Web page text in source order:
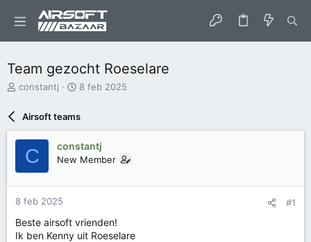
Team gezocht Roeselare
O
e
r
p
s
a
r
constantj
S
r
d
a
u
8 feb 2025
Airsoft teams
C constantj
New Member
8 feb 2025 #1
Beste airsoft vrienden!
Ik ben Kenny uit Roeselare